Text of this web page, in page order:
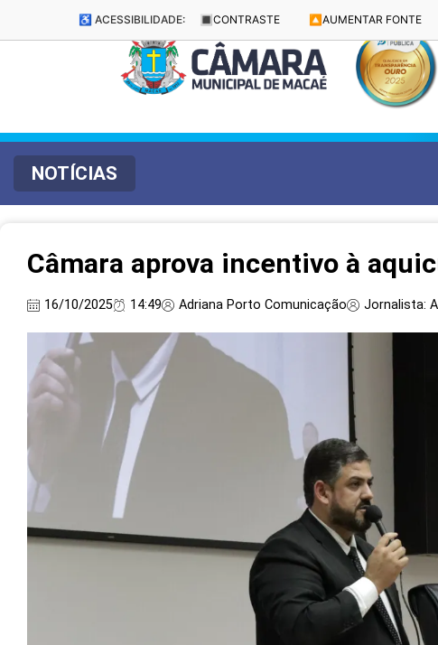
♿ ACESSIBILIDADE: 🔳 CONTRASTE 🔼 AUMENTAR FONTE
NOTÍCIAS
Câmara aprova incentivo à
16/10/2025 14:49 Adriana Porto Comunicação Jornalista: